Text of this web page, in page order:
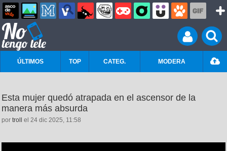
ÚLTIMOS TOP CATEG. MODERA
Esta mujer quedó atrapada en el ascensor de la
manera más absurda
por troll el 24 dic 2025, 11:58